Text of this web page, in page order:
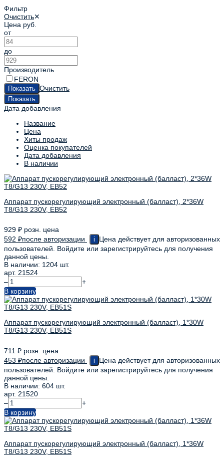
Фильтр
Очистить✕
Цена руб.
от
до
Производитель
FERON
Очистить
Дата добавления
Название
Цена
Хиты продаж
Оценка покупателей
Дата добавления
В наличии
Аппарат пускорегулирующий электронный (балласт), 2*36W
T8/G13 230V, EB52
929 ₽ розн. цена
592 ₽после авторизации i
Цена действует для авторизованных
пользователей. Войдите или зарегистрируйтесь для получения
данной цены.
В наличии: 1204 шт.
арт. 21524
–
+
В корзину
Аппарат пускорегулирующий электронный (балласт), 1*30W
T8/G13 230V, EB51S
711 ₽ розн. цена
453 ₽после авторизации i
Цена действует для авторизованных
пользователей. Войдите или зарегистрируйтесь для получения
данной цены.
В наличии: 604 шт.
арт. 21520
–
+
В корзину
Аппарат пускорегулирующий электронный (балласт), 1*36W
T8/G13 230V, EB51S